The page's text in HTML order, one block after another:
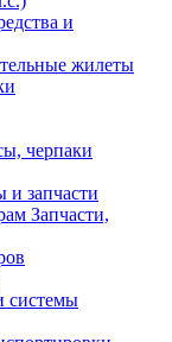
и
жилеты
черпаки
и запчасти
Запчасти,
системы